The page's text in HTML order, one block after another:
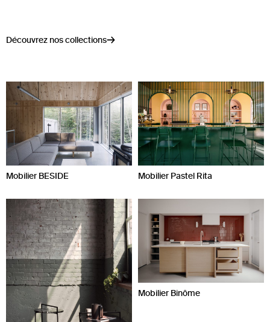
Découvrez nos collections
Mobilier BESIDE Mobilier Pastel Rita
Mobilier Binôme